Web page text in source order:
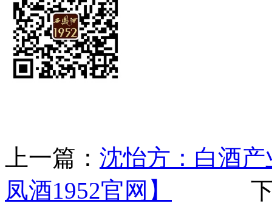
上一篇： 沈怡方：白酒
凤酒1952官网】
下一